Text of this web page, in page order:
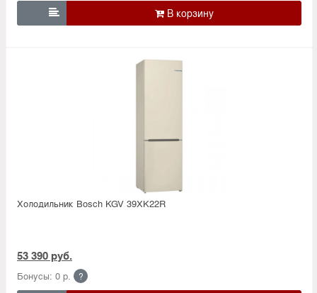

Холодильник Bosсh KGV 39XK22R
53 390 руб.
Бонусы: 0 р. ?